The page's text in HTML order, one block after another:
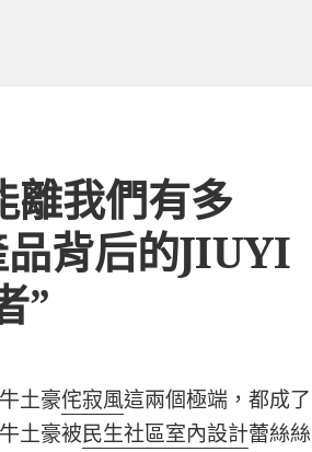
離我們有多
背后的JIUYI
”
土豪侘寂風這兩個極端，都成了
土豪被民生社區室內設計蕾絲絲